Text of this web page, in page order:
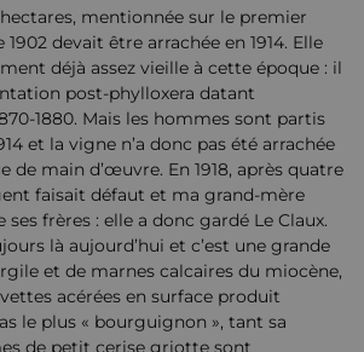
mentionnée sur le premier
devait être arrachée en 1914. Elle
déjà assez vieille à cette époque : il
post-phylloxera datant
1880. Mais les hommes sont partis
et la vigne n’a donc pas été arrachée
de main d’œuvre. En 1918, après quatre
faisait défaut et ma grand-mère
ses frères : elle a donc gardé Le Claux.
là aujourd’hui et c’est une grande
et de marnes calcaires du miocène,
acérées en surface produit
le plus « bourguignon », tant sa
de petit cerise griotte sont